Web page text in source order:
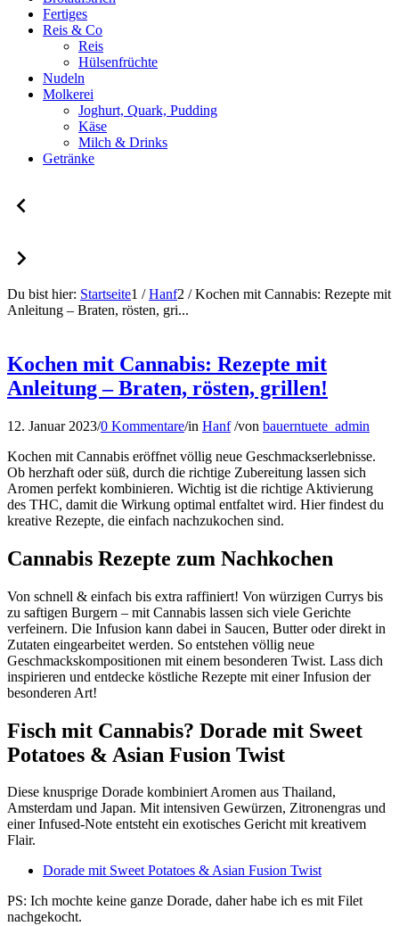
Fertiges
Reis & Co
Reis
Hülsenfrüchte
Nudeln
Molkerei
Joghurt, Quark, Pudding
Käse
Milch & Drinks
Getränke
Du bist hier: Startseite1 / Hanf2 / Kochen mit Cannabis: Rezepte mit
Anleitung – Braten, rösten, gri...
Kochen mit Cannabis: Rezepte mit
Anleitung – Braten, rösten, grillen!
12. Januar 2023/0 Kommentare/in Hanf /von bauerntuete_admin
Kochen mit Cannabis eröffnet völlig neue Geschmackserlebnisse.
Ob herzhaft oder süß, durch die richtige Zubereitung lassen sich
Aromen perfekt kombinieren. Wichtig ist die richtige Aktivierung
des THC, damit die Wirkung optimal entfaltet wird. Hier findest du
kreative Rezepte, die einfach nachzukochen sind.
Cannabis Rezepte zum Nachkochen
Von schnell & einfach bis extra raffiniert! Von würzigen Currys bis
zu saftigen Burgern – mit Cannabis lassen sich viele Gerichte
verfeinern. Die Infusion kann dabei in Saucen, Butter oder direkt in
Zutaten eingearbeitet werden. So entstehen völlig neue
Geschmackskompositionen mit einem besonderen Twist. Lass dich
inspirieren und entdecke köstliche Rezepte mit einer Infusion der
besonderen Art!
Fisch mit Cannabis? Dorade mit Sweet
Potatoes & Asian Fusion Twist
Diese knusprige Dorade kombiniert Aromen aus Thailand,
Amsterdam und Japan. Mit intensiven Gewürzen, Zitronengras und
einer Infused-Note entsteht ein exotisches Gericht mit kreativem
Flair.
Dorade mit Sweet Potatoes & Asian Fusion Twist
PS: Ich mochte keine ganze Dorade, daher habe ich es mit Filet
nachgekocht.